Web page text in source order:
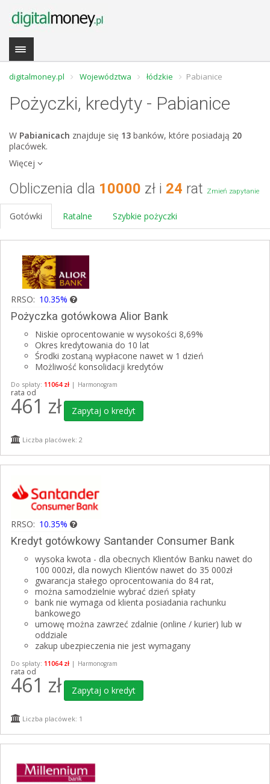
digitalmoney.pl Województwa łódzkie Pabianice
Pożyczki, kredyty - Pabianice
W Pabianicach znajduje się 13 banków, które posiadają 20
placówek.
Więcej
Obliczenia dla 10000 zł i 24 rat Zmień zapytanie
Gotówki Ratalne Szybkie pożyczki
RRSO: 10.35%
Pożyczka gotówkowa Alior Bank
Niskie oprocentowanie w wysokości 8,69%
Okres kredytowania do 10 lat
Środki zostaną wypłacone nawet w 1 dzień
Możliwość konsolidacji kredytów
Do spłaty: 11064 zł | Harmonogram
rata od
461 zł Zapytaj o kredyt
Liczba placówek: 2
RRSO: 10.35%
Kredyt gotówkowy Santander Consumer Bank
wysoka kwota - dla obecnych Klientów Banku nawet do
100 000zł, dla nowych Klientów nawet do 35 000zł
gwarancja stałego oprocentowania do 84 rat,
można samodzielnie wybrać dzień spłaty
bank nie wymaga od klienta posiadania rachunku
bankowego
umowę można zawrzeć zdalnie (online / kurier) lub w
oddziale
zakup ubezpieczenia nie jest wymagany
Do spłaty: 11064 zł | Harmonogram
rata od
461 zł Zapytaj o kredyt
Liczba placówek: 1